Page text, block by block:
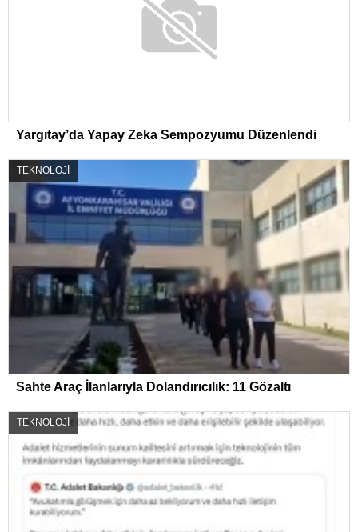
Yargıtay’da Yapay Zeka Sempozyumu Düzenlendi
TEKNOLOJİ
Sahte Araç İlanlarıyla Dolandırıcılık: 11 Gözaltı
TEKNOLOJİ